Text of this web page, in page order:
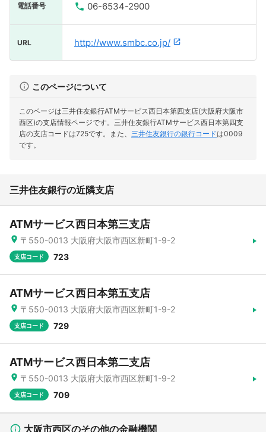
電話番号 06-6534-2900
URL http://www.smbc.co.jp/
このページについて
このページは三井住友銀行ATMサービス西日本第四支店(大阪府大阪市
西区)の支店情報ページです。 三井住友銀行ATMサービス西日本第四支
店の支店コードは725です。
また、 三井住友銀行の銀行コードは0009
です。
三井住友銀行の近隣支店
ATMサービス西日本第三支店
〒550-0013 大阪府大阪市西区新町1-9-2
支店コード 723
ATMサービス西日本第五支店
〒550-0013 大阪府大阪市西区新町1-9-2
支店コード 729
ATMサービス西日本第二支店
〒550-0013 大阪府大阪市西区新町1-9-2
支店コード 709
大阪市西区のその他の金融機関